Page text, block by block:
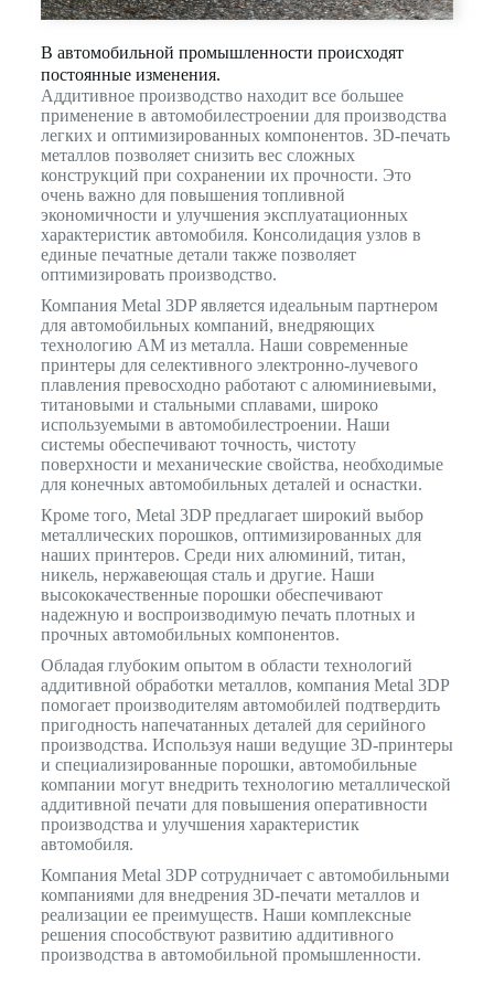
В автомобильной промышленности происходят
постоянные изменения.
Аддитивное производство находит все большее
применение в автомобилестроении для производства
легких и оптимизированных компонентов. 3D-печать
металлов позволяет снизить вес сложных
конструкций при сохранении их прочности. Это
очень важно для повышения топливной
экономичности и улучшения эксплуатационных
характеристик автомобиля. Консолидация узлов в
единые печатные детали также позволяет
оптимизировать производство.
Компания Metal 3DP является идеальным партнером
для автомобильных компаний, внедряющих
технологию AM из металла. Наши современные
принтеры для селективного электронно-лучевого
плавления превосходно работают с алюминиевыми,
титановыми и стальными сплавами, широко
используемыми в автомобилестроении. Наши
системы обеспечивают точность, чистоту
поверхности и механические свойства, необходимые
для конечных автомобильных деталей и оснастки.
Кроме того, Metal 3DP предлагает широкий выбор
металлических порошков, оптимизированных для
наших принтеров. Среди них алюминий, титан,
никель, нержавеющая сталь и другие. Наши
высококачественные порошки обеспечивают
надежную и воспроизводимую печать плотных и
прочных автомобильных компонентов.
Обладая глубоким опытом в области технологий
аддитивной обработки металлов, компания Metal 3DP
помогает производителям автомобилей подтвердить
пригодность напечатанных деталей для серийного
производства. Используя наши ведущие 3D-принтеры
и специализированные порошки, автомобильные
компании могут внедрить технологию металлической
аддитивной печати для повышения оперативности
производства и улучшения характеристик
автомобиля.
Компания Metal 3DP сотрудничает с автомобильными
компаниями для внедрения 3D-печати металлов и
реализации ее преимуществ. Наши комплексные
решения способствуют развитию аддитивного
производства в автомобильной промышленности.